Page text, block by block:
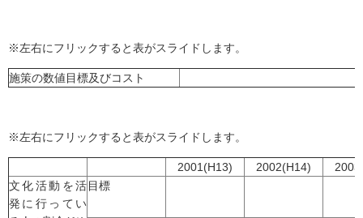
※左右にフリックすると表がスライドします。
施策の数値目標及びコスト
※左右にフリックすると表がスライドします。
2001(H13) 2002(H14)
文化活動を活
発に行ってい
目標